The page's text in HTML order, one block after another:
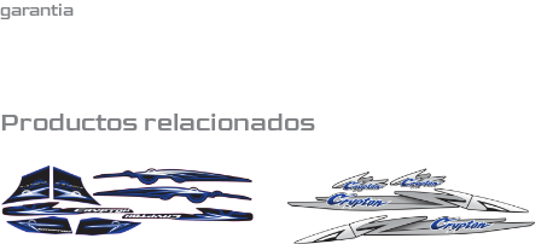
garantia
Productos relacionados